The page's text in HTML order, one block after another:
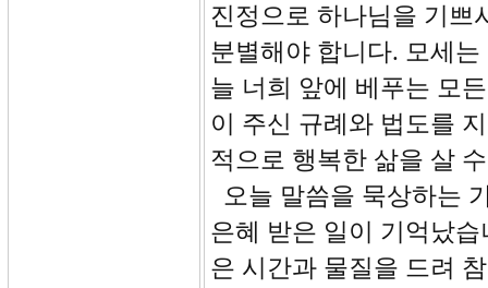
진정으로 하나님을 기쁘
분별해야 합니다. 모세
늘 너희 앞에 베푸는 모
이 주신 규례와 법도를
적으로 행복한 삶을 살
오늘 말씀을 묵상하는
은혜 받은 일이 기억났
은 시간과 물질을 드려